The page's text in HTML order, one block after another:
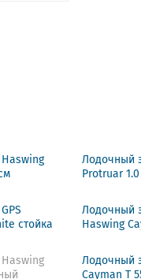
Лодочный
Protruar
стойка
Лодочный
Haswing
Лодочный
Cayman T